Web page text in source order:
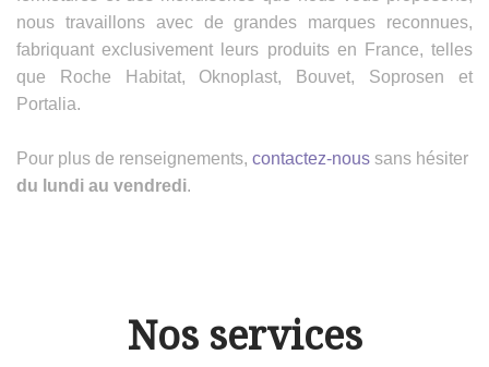
nous travaillons avec de grandes marques reconnues,
fabriquant exclusivement leurs produits en France, telles
que Roche Habitat, Oknoplast, Bouvet, Soprosen et
Portalia.
Pour plus de renseignements, contactez-nous sans hésiter
du lundi au vendredi.
Nos services